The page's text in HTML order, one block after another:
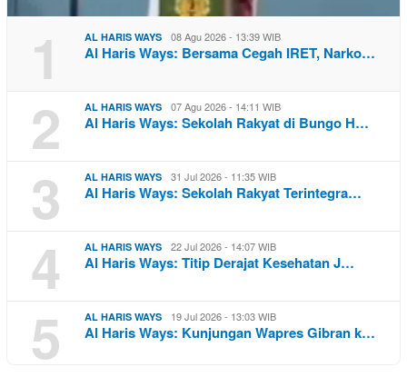
1 AL HARIS WAYS 08 Agu 2026 - 13:39 WIB
Al Haris Ways: Bersama Cegah IRET, Narko…
2 AL HARIS WAYS 07 Agu 2026 - 14:11 WIB
Al Haris Ways: Sekolah Rakyat di Bungo H…
3 AL HARIS WAYS 31 Jul 2026 - 11:35 WIB
Al Haris Ways: Sekolah Rakyat Terintegra…
4 AL HARIS WAYS 22 Jul 2026 - 14:07 WIB
Al Haris Ways: Titip Derajat Kesehatan J…
5 AL HARIS WAYS 19 Jul 2026 - 13:03 WIB
Al Haris Ways: Kunjungan Wapres Gibran k…